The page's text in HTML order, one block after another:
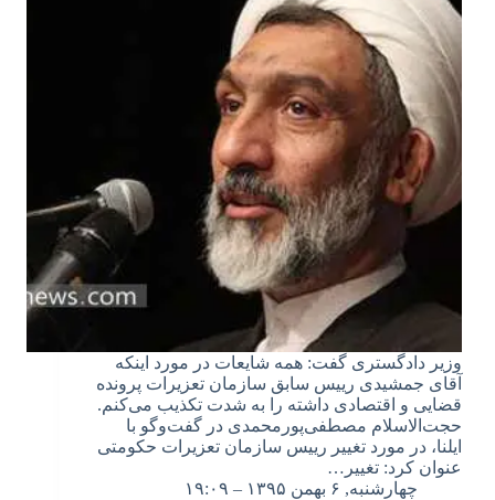
وزیر دادگستری گفت: همه شایعات در مورد اینکه
آقای جمشیدی رییس سابق سازمان تعزیرات پرونده
قضایی و اقتصادی داشته را به شدت تکذیب می‌کنم.
حجت‌الاسلام مصطفی‌پورمحمدی در گفت‌وگو با
ایلنا، در مورد تغییر رییس سازمان تعزیرات حکومتی
عنوان کرد: تغییر…
چهارشنبه, ۶ بهمن ۱۳۹۵ – ۱۹:۰۹